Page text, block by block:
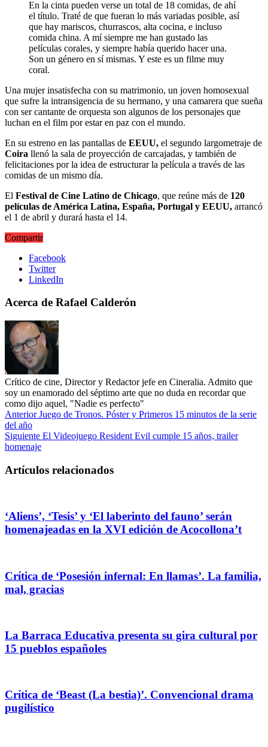
En la cinta pueden verse un total de 18 comidas, de ahí
el título. Traté de que fueran lo más variadas posible, así
que hay mariscos, churrascos, alta cocina, e incluso
comida china. A mí siempre me han gustado las
películas corales, y siempre había querido hacer una.
Son un género en sí mismas. Y este es un filme muy
coral.
Una mujer insatisfecha con su matrimonio, un joven homosexual
que sufre la intransigencia de su hermano, y una camarera que sueña
con ser cantante de orquesta son algunos de los personajes que
luchan en el film por estar en paz con el mundo.
En su estreno en las pantallas de EEUU, el segundo largometraje de
Coira llenó la sala de proyección de carcajadas, y también de
felicitaciones por la idea de estructurar la película a través de las
comidas de un mismo día.
El Festival de Cine Latino de Chicago, que reúne más de 120
películas de América Latina, España, Portugal y EEUU, arrancó
el 1 de abril y durará hasta el 14.
Compartir
Facebook
Twitter
LinkedIn
Acerca de Rafael Calderón
Crítico de cine, Director y Redactor jefe en Cineralia. Admito que
soy un enamorado del séptimo arte que no duda en recordar que
como dijo aquel, "Nadie es perfecto"
AnteriorJuego de Tronos. Póster y Primeros 15 minutos de la serie
del año
Siguiente El Videojuego Resident Evil cumple 15 años, trailer
homenaje
Artículos relacionados
‘Aliens’, ‘Tesis’ y ‘El laberinto del fauno’ serán
homenajeadas en la XVI edición de Acocollona’t
Crítica de ‘Posesión infernal: En llamas’. La familia,
mal, gracias
La Barraca Educativa presenta su gira cultural por
15 pueblos españoles
Crítica de ‘Beast (La bestia)’. Convencional drama
pugilístico